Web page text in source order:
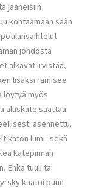
jääneisiin
kohtaamaan sään
johdosta
alkavat irvistää,
lisäksi rämisee
löytyä myös
aluskate saattaa
asennettu.
lumi- sekä
katepinnan
Ehkä tuuli tai
kaatoi puun